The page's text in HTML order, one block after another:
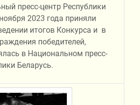
пресс-центр Республики
2023 года приняли
итогов Конкурса и в
победителей,
в Национальном пресс-
Беларусь.